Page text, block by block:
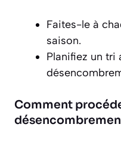
Faites-le à
saison.
Planifiez un tri
Comment